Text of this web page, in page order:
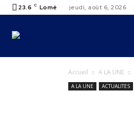
23.6 C Lomé jeudi, août 6, 2026
Accueil A LA UNE
A LA UNE ACTUALITES